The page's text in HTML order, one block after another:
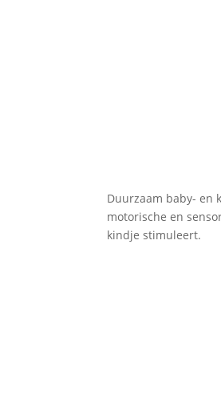
Duurzaam baby- en
motorische en
kindje stimuleert.